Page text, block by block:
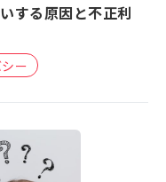
する原因と不正利
ー